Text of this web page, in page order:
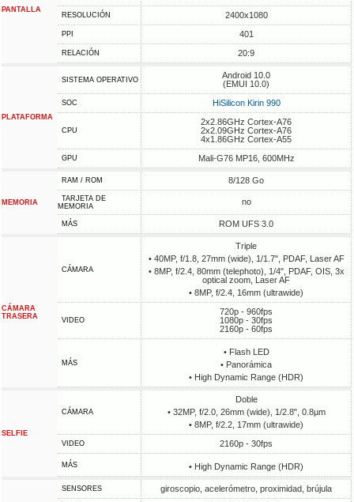
PANTALLA
RESOLUCIÓN 2400x1080
PPI 401
RELACIÓN 20:9
PLATAFORMA
SISTEMA OPERATIVO
Android 10.0
(EMUI 10.0)
SOC HiSilicon Kirin 990
CPU
2x2.86GHz Cortex-A76
2x2.09GHz Cortex-A76
4x1.86GHz Cortex-A55
GPU Mali-G76 MP16, 600MHz
MEMORIA
RAM / ROM 8/128 Go
TARJETA DE
MEMORIA
no
MÁS ROM UFS 3.0
CÁMARA
TRASERA
CÁMARA
Triple
• 40MP, f/1.8, 27mm (wide), 1/1.7", PDAF, Laser AF
• 8MP, f/2.4, 80mm (telephoto), 1/4", PDAF, OIS, 3x
optical zoom, Laser AF
• 8MP, f/2.4, 16mm (ultrawide)
VIDEO
720p - 960fps
1080p - 30fps
2160p - 60fps
MÁS
• Flash LED
• Panorámica
• High Dynamic Range (HDR)
SELFIE
CÁMARA
Doble
• 32MP, f/2.0, 26mm (wide), 1/2.8", 0.8µm
• 8MP, f/2.2, 17mm (ultrawide)
VIDEO 2160p - 30fps
MÁS • High Dynamic Range (HDR)
SENSORES giroscopio, acelerómetro, proximidad, brújula